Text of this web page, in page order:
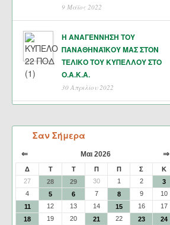
9 Μάϊος 2022
Η ΑΝΑΓΕΝΝΗΣΗ ΤΟΥ
ΠΑΝΑΘΗΝΑΪΚΟΥ ΜΑΣ ΣΤΟΝ
ΤΕΛΙΚΟ ΤΟΥ ΚΥΠΕΛΛΟΥ ΣΤΟ
Ο.Α.Κ.Α.
30 Απριλίου 2022
Σαν Σήμερα
⇐ Μαι 2026 ⇒
Δ Τ Τ Π Π Σ
Κ
27
28 29 30 1 2
3
4
5 6 7 8 9
10
11
12 13 14 15 16
17
18
19 20 21 22 23
24